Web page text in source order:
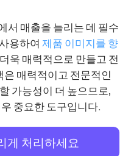
서 매출을 늘리는 데 필수
용하여제품 이미지를 향
욱 매력적으로 만들고 전
매력적이고 전문적인
가능성이 더 높으므로,
중요한 도구입니다.
게 처리하세요